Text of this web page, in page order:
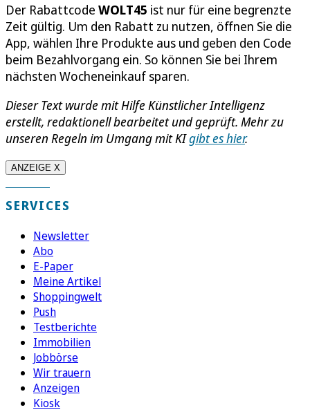
Der Rabattcode WOLT45 ist nur für eine begrenzte
Zeit gültig. Um den Rabatt zu nutzen, öffnen Sie die
App, wählen Ihre Produkte aus und geben den Code
beim Bezahlvorgang ein. So können Sie bei Ihrem
nächsten Wocheneinkauf sparen.
Dieser Text wurde mit Hilfe Künstlicher Intelligenz
erstellt, redaktionell bearbeitet und geprüft. Mehr zu
unseren Regeln im Umgang mit KIgibt es hier.
ANZEIGE X
SERVICES
Newsletter
Abo
E-Paper
Meine Artikel
Shoppingwelt
Push
Testberichte
Immobilien
Jobbörse
Wir trauern
Anzeigen
Kiosk